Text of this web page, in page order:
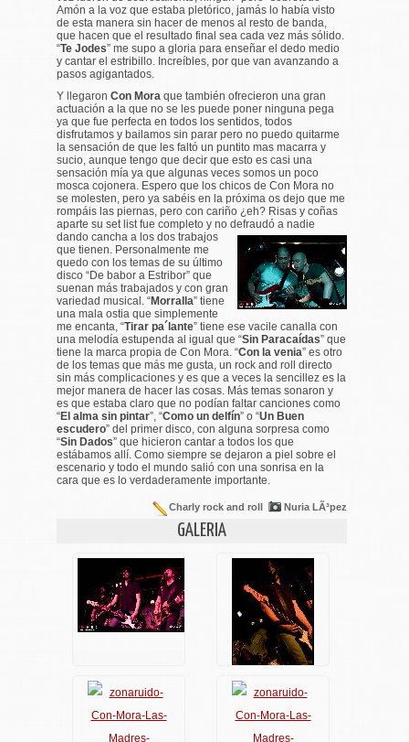
Amón a la voz que estaba pletórico, jamás lo había visto
de esta manera sin hacer de menos al resto de banda,
que hacen que el resultado final sea cada vez más sólido.
“Te Jodes” me supo a gloria para enseñar el dedo medio
y cantar el estribillo. Increíbles, por que van avanzando a
pasos agigantados.
Y llegaron Con Mora que también ofrecieron una gran
actuación a la que no se les puede poner ninguna pega
ya que fue perfecta en todos los sentidos, todos
disfrutamos y bailamos sin parar pero no puedo quitarme
la sensación de que les faltó un puntito mas macarra y
sucio, aunque tengo que decir que esto es casi una
sensación mía ya que algunas veces somos un poco
mosca cojonera. Espero que los chicos de Con Mora no
se molesten, pero ya sabéis en la próxima os dejo que me
rompáis las piernas, pero con cariño ¿eh? Risas y coñas
aparte su set list fue completo y no defraudó a nadie
dando cancha a los dos trabajos
que tienen. Personalmente me
quedo con los temas de su último
disco “De babor a Estribor” que
suenan más trabajados y con gran
variedad musical. “Morralla” tiene
una mala ostia que simplemente
me encanta, “Tirar pa´lante” tiene ese vacile canalla con
una melodía estupenda al igual que “Sin Paracaídas” que
tiene la marca propia de Con Mora. “Con la venia” es otro
de los temas que más me gusta, un rock and roll directo
sin más complicaciones y es que a veces la sencillez es la
mejor manera de hacer las cosas. Más temas sonaron y
es que estaba claro que no podían faltar canciones como
“El alma sin pintar”, “Como un delfín” o “Un Buen
escudero” del primer disco, con alguna sorpresa como
“Sin Dados” que hicieron cantar a todos los que
estábamos allí. Como siempre se dejaron a piel sobre el
escenario y todo el mundo salió con una sonrisa en la
cara que es lo verdaderamente importante.
Nuria LÃ³pez
Charly rock and roll
GALERIA